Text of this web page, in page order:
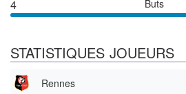
4 Buts
STATISTIQUES JOUEURS
Rennes